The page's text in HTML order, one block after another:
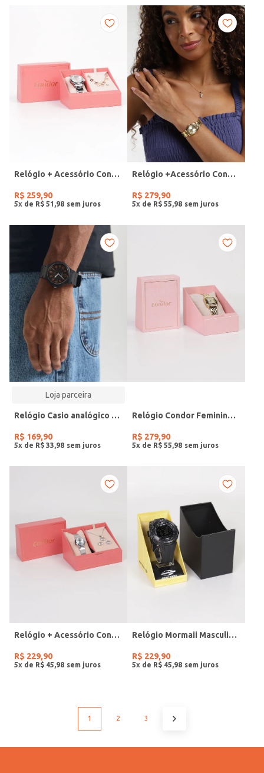
Relógio + Acessório Condor Feminino PRATA
R$ 259,90
5x de R$ 51 98
Relógio +Acessório Condor Feminino DOURADO
R$ 279,90
5x de R$ 55 98
Loja parceira
Relógio Casio analógico MW-240-4BVDF-SC
R$ 169,90
5x de R$ 33 98
Relógio Condor Feminino DOURADO
R$ 279,90
5x de R$ 55 98
Relógio + Acessório Condor Feminino PRATA
R$ 229,90
5x de R$ 45 98
Relógio Mormaii Masculino PRETO
R$ 229,90
5x de R$ 45 98
1 2 3